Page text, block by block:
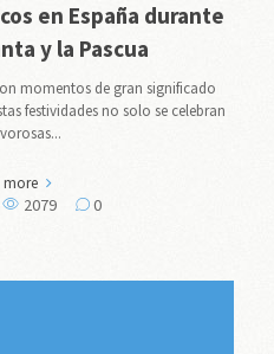
en España durante
y la Pascua
momentos de gran significado
festividades no solo se celebran
more
2079 0